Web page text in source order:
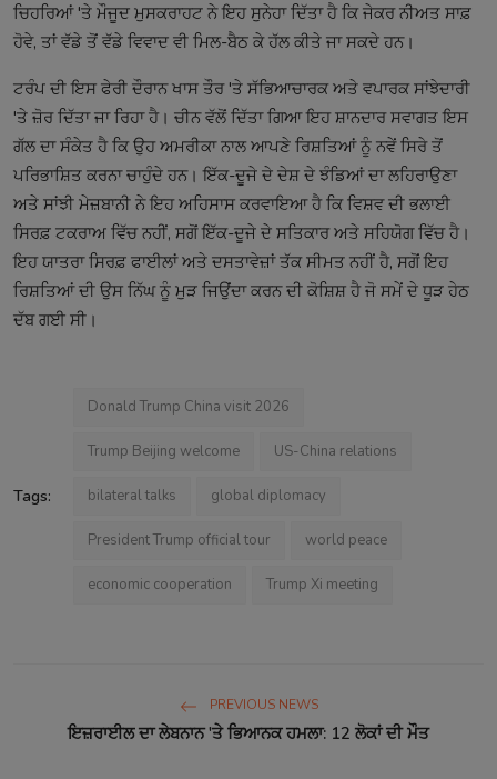
ਚਿਹਰਿਆਂ 'ਤੇ ਮੌਜੂਦ ਮੁਸਕਰਾਹਟ ਨੇ ਇਹ ਸੁਨੇਹਾ ਦਿੱਤਾ ਹੈ ਕਿ ਜੇਕਰ ਨੀਅਤ ਸਾਫ਼
ਹੋਵੇ, ਤਾਂ ਵੱਡੇ ਤੋਂ ਵੱਡੇ ਵਿਵਾਦ ਵੀ ਮਿਲ-ਬੈਠ ਕੇ ਹੱਲ ਕੀਤੇ ਜਾ ਸਕਦੇ ਹਨ।
ਟਰੰਪ ਦੀ ਇਸ ਫੇਰੀ ਦੌਰਾਨ ਖਾਸ ਤੌਰ 'ਤੇ ਸੱਭਿਆਚਾਰਕ ਅਤੇ ਵਪਾਰਕ ਸਾਂਝੇਦਾਰੀ
'ਤੇ ਜ਼ੋਰ ਦਿੱਤਾ ਜਾ ਰਿਹਾ ਹੈ। ਚੀਨ ਵੱਲੋਂ ਦਿੱਤਾ ਗਿਆ ਇਹ ਸ਼ਾਨਦਾਰ ਸਵਾਗਤ ਇਸ
ਗੱਲ ਦਾ ਸੰਕੇਤ ਹੈ ਕਿ ਉਹ ਅਮਰੀਕਾ ਨਾਲ ਆਪਣੇ ਰਿਸ਼ਤਿਆਂ ਨੂੰ ਨਵੇਂ ਸਿਰੇ ਤੋਂ
ਪਰਿਭਾਸ਼ਿਤ ਕਰਨਾ ਚਾਹੁੰਦੇ ਹਨ। ਇੱਕ-ਦੂਜੇ ਦੇ ਦੇਸ਼ ਦੇ ਝੰਡਿਆਂ ਦਾ ਲਹਿਰਾਉਣਾ
ਅਤੇ ਸਾਂਝੀ ਮੇਜ਼ਬਾਨੀ ਨੇ ਇਹ ਅਹਿਸਾਸ ਕਰਵਾਇਆ ਹੈ ਕਿ ਵਿਸ਼ਵ ਦੀ ਭਲਾਈ
ਸਿਰਫ਼ ਟਕਰਾਅ ਵਿੱਚ ਨਹੀਂ, ਸਗੋਂ ਇੱਕ-ਦੂਜੇ ਦੇ ਸਤਿਕਾਰ ਅਤੇ ਸਹਿਯੋਗ ਵਿੱਚ ਹੈ।
ਇਹ ਯਾਤਰਾ ਸਿਰਫ਼ ਫਾਈਲਾਂ ਅਤੇ ਦਸਤਾਵੇਜ਼ਾਂ ਤੱਕ ਸੀਮਤ ਨਹੀਂ ਹੈ, ਸਗੋਂ ਇਹ
ਰਿਸ਼ਤਿਆਂ ਦੀ ਉਸ ਨਿੱਘ ਨੂੰ ਮੁੜ ਜਿਉਂਦਾ ਕਰਨ ਦੀ ਕੋਸ਼ਿਸ਼ ਹੈ ਜੋ ਸਮੇਂ ਦੇ ਧੂੜ ਹੇਠ
ਦੱਬ ਗਈ ਸੀ।
Tags:
Donald Trump China visit 2026
Trump Beijing welcome US-China relations
bilateral talks global diplomacy
President Trump official tour world peace
economic cooperation Trump Xi meeting
PREVIOUS NEWS
ਇਜ਼ਰਾਈਲ ਦਾ ਲੇਬਨਾਨ 'ਤੇ ਭਿਆਨਕ ਹਮਲਾ: 12 ਲੋਕਾਂ ਦੀ ਮੌਤ